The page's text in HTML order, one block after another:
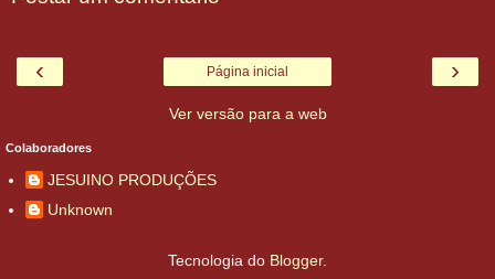
‹ ›
Página inicial
Ver versão para a web
Colaboradores
JESUINO PRODUÇÕES
Unknown
Tecnologia do Blogger.